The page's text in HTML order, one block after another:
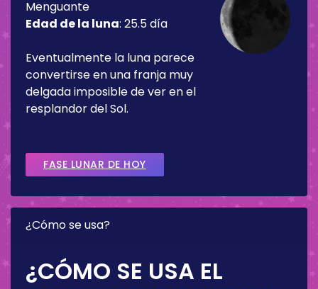
Menguante
Edad de la luna: 25.5 día
Eventualmente la luna parece
convertirse en una franja muy
delgada imposible de ver en el
resplandor del Sol.
FASE LUNAR DE HOY
¿Cómo se usa?
¿CÓMO SE USA EL